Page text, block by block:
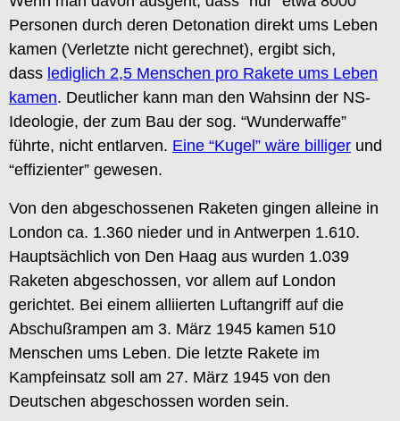
Personen durch deren Detonation direkt ums Leben
kamen (Verletzte nicht gerechnet), ergibt sich,
dass lediglich 2,5 Menschen pro Rakete ums Leben
kamen. Deutlicher kann man den Wahsinn der NS-
Ideologie, der zum Bau der sog. “Wunderwaffe”
führte, nicht entlarven. Eine “Kugel” wäre billiger und
“effizienter” gewesen.
Von den abgeschossenen Raketen gingen alleine in
London ca. 1.360 nieder und in Antwerpen 1.610.
Hauptsächlich von Den Haag aus wurden 1.039
Raketen abgeschossen, vor allem auf London
gerichtet. Bei einem alliierten Luftangriff auf die
Abschußrampen am 3. März 1945 kamen 510
Menschen ums Leben. Die letzte Rakete im
Kampfeinsatz soll am 27. März 1945 von den
Deutschen abgeschossen worden sein.